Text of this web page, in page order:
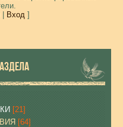
| Вход]
[21]
[64]